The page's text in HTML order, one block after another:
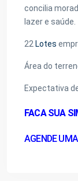
concilia
lazer e saúde.
22 Lotes
Área do
Expectativa
FACA SUA
AGENDE